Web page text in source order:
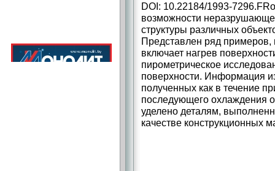
DOI: 10.22184/1993-
возможности
структуры различных
Представлен ряд примеров,
включает нагрев
пирометрическое
поверхности. Информация
полученных как в течение
последующего охлаждения
уделено деталям,
качестве конструкционных